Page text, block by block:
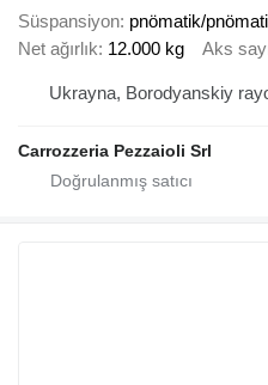
Süspansiyon pnömatik/
Net ağırlık 12.000 kg Aks
Ukrayna, Borodyanskiy
Carrozzeria Pezzaioli Srl